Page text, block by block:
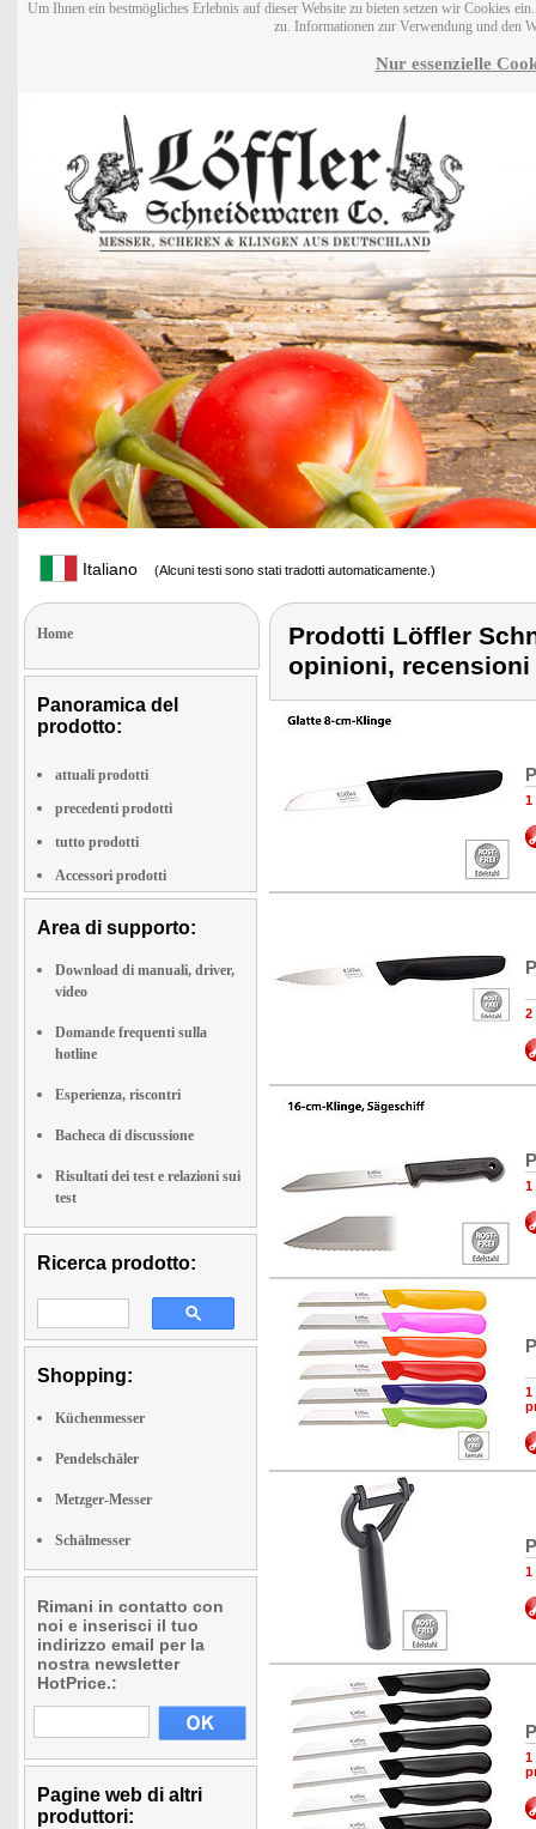
Um Ihnen ein bestmögliches Erlebnis auf dieser Website zu bieten setzen wir Cookies
zu. Informationen zur Verwendung und den
Nur essenzielle
Italiano (Alcuni testi sono stati tradotti automaticamente.)
Home
Panoramica del
prodotto:
attuali prodotti
precedenti prodotti
tutto prodotti
Accessori prodotti
Area di supporto:
Download di manuali, driver,
video
Domande frequenti sulla
hotline
Esperienza, riscontri
Bacheca di discussione
Risultati dei test e relazioni sui
test
Ricerca prodotto:
Shopping:
Küchenmesser
Pendelschäler
Metzger-Messer
Schälmesser
Rimani in contatto con
noi e inserisci il tuo
indirizzo email per la
nostra newsletter
HotPrice.:
Pagine web di altri
produttori:
Prodotti Löffler
opinioni,
1
2
1
1
1
1